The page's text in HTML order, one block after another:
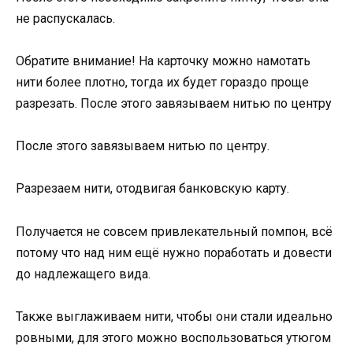
не распускалась.
Обратите внимание! На карточку можно намотать
нити более плотно, тогда их будет гораздо проще
разрезать. После этого завязываем нитью по центру
После этого завязываем нитью по центру.
Разрезаем нити, отодвигая банковскую карту.
Получается не совсем привлекательный помпон, всё
потому что над ним ещё нужно поработать и довести
до надлежащего вида.
Также выглаживаем нити, чтобы они стали идеально
ровными, для этого можно воспользоваться утюгом